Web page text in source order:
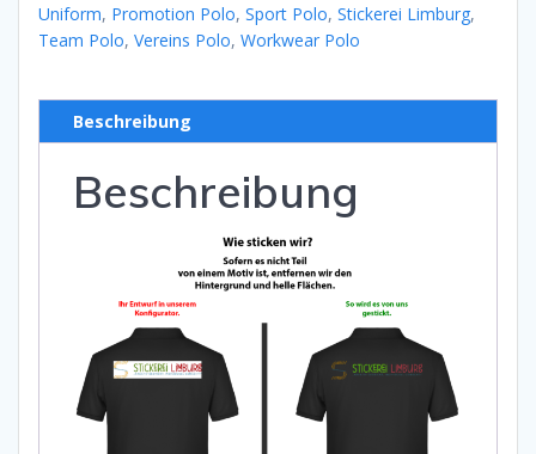
Uniform, Promotion Polo, Sport Polo, Stickerei Limburg,
Team Polo, Vereins Polo, Workwear Polo
Beschreibung
Beschreibung